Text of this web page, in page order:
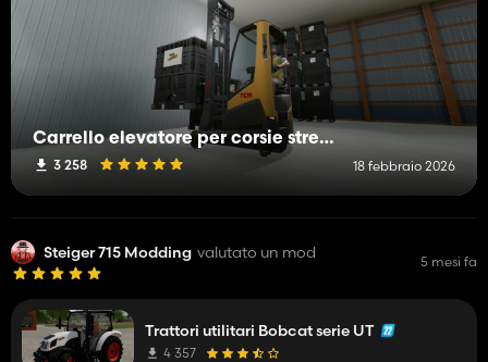
Carrello elevatore per corsie strette TCM RTL140
3 258 18 febbraio 2026
Steiger 715 Modding valutato un mod 5 mesi fa
Trattori utilitari Bobcat serie UT
4 357